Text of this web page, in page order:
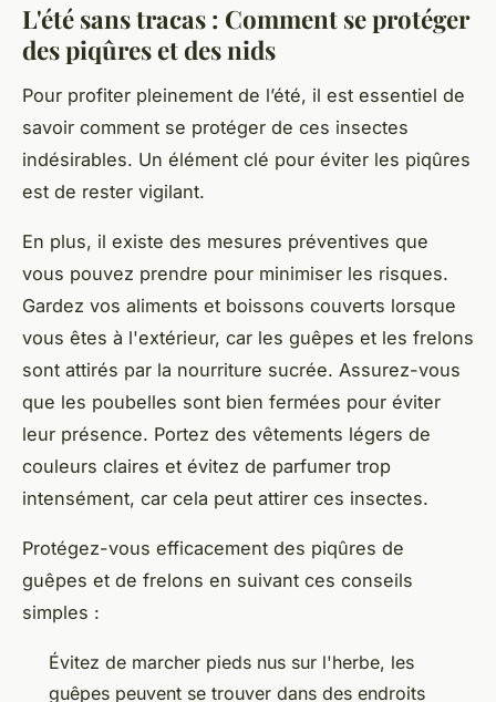
L'été sans tracas : Comment se protéger
des piqûres et des nids
Pour profiter pleinement de l’été, il est essentiel de
savoir comment se protéger de ces insectes
indésirables. Un élément clé pour éviter les piqûres
est de rester vigilant.
En plus, il existe des mesures préventives que
vous pouvez prendre pour minimiser les risques.
Gardez vos aliments et boissons couverts lorsque
vous êtes à l'extérieur, car les guêpes et les frelons
sont attirés par la nourriture sucrée. Assurez-vous
que les poubelles sont bien fermées pour éviter
leur présence. Portez des vêtements légers de
couleurs claires et évitez de parfumer trop
intensément, car cela peut attirer ces insectes.
Protégez-vous efficacement des piqûres de
guêpes et de frelons en suivant ces conseils
simples :
Évitez de marcher pieds nus sur l'herbe, les
guêpes peuvent se trouver dans des endroits